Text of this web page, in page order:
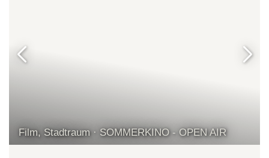
Film, Stadtraum · SOMMERKINO - OPEN AIR